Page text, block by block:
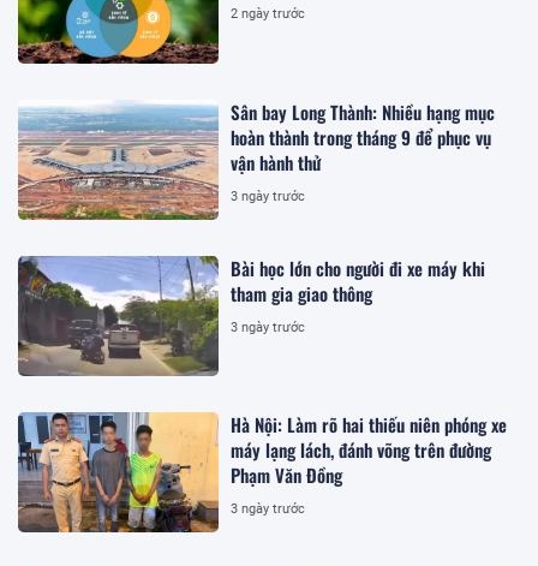
2 ngày trước
Sân bay Long Thành: Nhiều hạng mục
hoàn thành trong tháng 9 để phục vụ
vận hành thử
3 ngày trước
Bài học lớn cho người đi xe máy khi
tham gia giao thông
3 ngày trước
Hà Nội: Làm rõ hai thiếu niên phóng xe
máy lạng lách, đánh võng trên đường
Phạm Văn Đồng
3 ngày trước